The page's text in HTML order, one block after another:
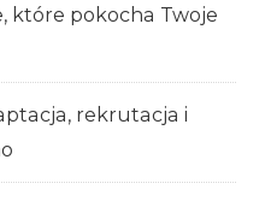
które pokocha Twoje
rekrutacja i